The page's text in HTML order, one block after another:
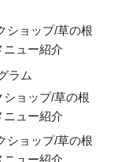
ショップ/草の根
ニュー紹介
ラム
ョップ/草の根
ニュー紹介
ショップ/草の根
ニュー紹介